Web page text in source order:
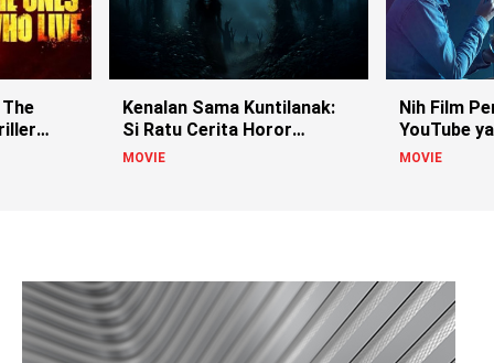
Kenalan Sama Kuntilanak:
Si Ratu Cerita Horor
Indonesia!
MOVIE
Nih Film
YouTube
MOVIE